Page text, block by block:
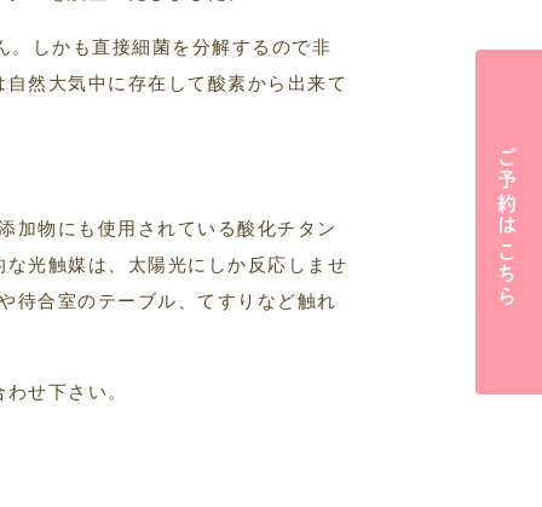
。しかも直接細菌を分解するので非
然大気中に存在して酸素から出来て
加物にも使用されている酸化チタン
光触媒は、太陽光にしか反応しませ
待合室のテーブル、てすりなど触れ
せ下さい。
ご予約はこちら